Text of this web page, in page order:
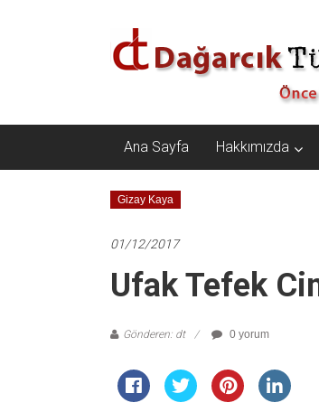
Dağarcık
Türkiye
Türkiye
Cumhuriyeti…
Ana Sayfa Hakkımızda
Gizay Kaya
01/12/2017
Ufak Tefek
Gönderen: dt 0 yorum